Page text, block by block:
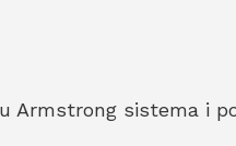
Armstrong sistema i